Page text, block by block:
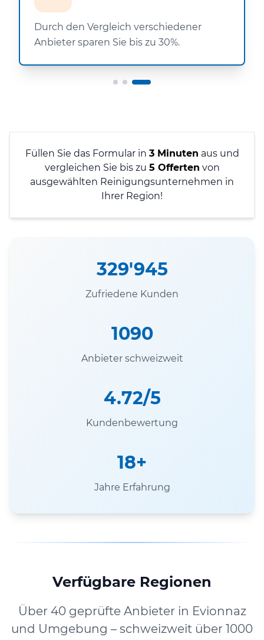
Durch den Vergleich verschiedener
Anbieter sparen Sie bis zu 30%.
Füllen Sie das Formular in 3 Minuten aus und
vergleichen Sie bis zu 5 Offerten von
ausgewählten Reinigungsunternehmen in
Ihrer Region!
329'945
Zufriedene Kunden
1090
Anbieter schweizweit
4.72/5
Kundenbewertung
18+
Jahre Erfahrung
Verfügbare Regionen
Über 40 geprüfte Anbieter in Evionnaz
und Umgebung – schweizweit über 1000